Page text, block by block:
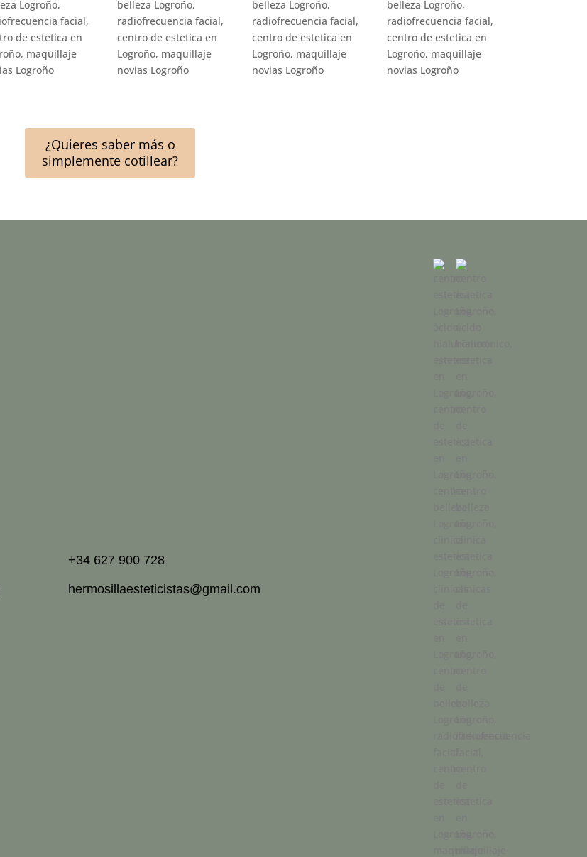
¿Quieres saber más o
simplemente cotillear?
+34 627 900 728
hermosillaesteticistas@gmail.com